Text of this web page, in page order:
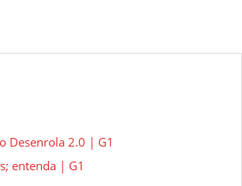
Desenrola 2.0 | G1
entenda | G1